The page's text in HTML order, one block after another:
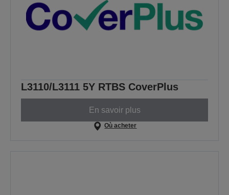
L3110/L3111 5Y RTBS CoverPlus
En savoir plus
Où acheter